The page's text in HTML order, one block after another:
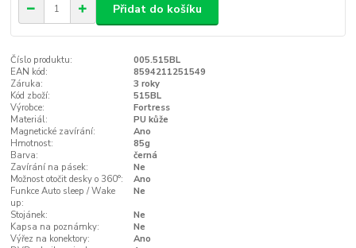
Přidat do košíku
Číslo produktu:
005.515BL
EAN kód:
8594211251549
Záruka:
3 roky
Kód zboží:
515BL
Výrobce:
Fortress
Materiál:
PU kůže
Magnetické zavírání:
Ano
Hmotnost:
85g
Barva:
černá
Zavírání na pásek:
Ne
Možnost otočit desky o 360°:
Ano
Funkce Auto sleep / Wake
up:
Ne
Stojánek:
Ne
Kapsa na poznámky:
Ne
Výřez na konektory:
Ano